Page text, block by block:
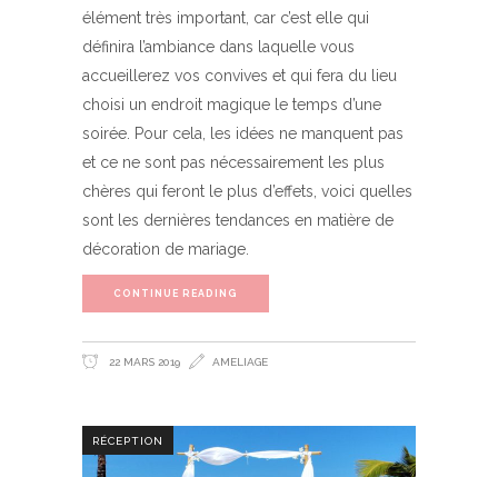
élément très important, car c’est elle qui
définira l’ambiance dans laquelle vous
accueillerez vos convives et qui fera du lieu
choisi un endroit magique le temps d’une
soirée. Pour cela, les idées ne manquent pas
et ce ne sont pas nécessairement les plus
chères qui feront le plus d’effets, voici quelles
sont les dernières tendances en matière de
décoration de mariage.
CONTINUE READING
22 MARS 2019 AMELIAGE
RÉCEPTION